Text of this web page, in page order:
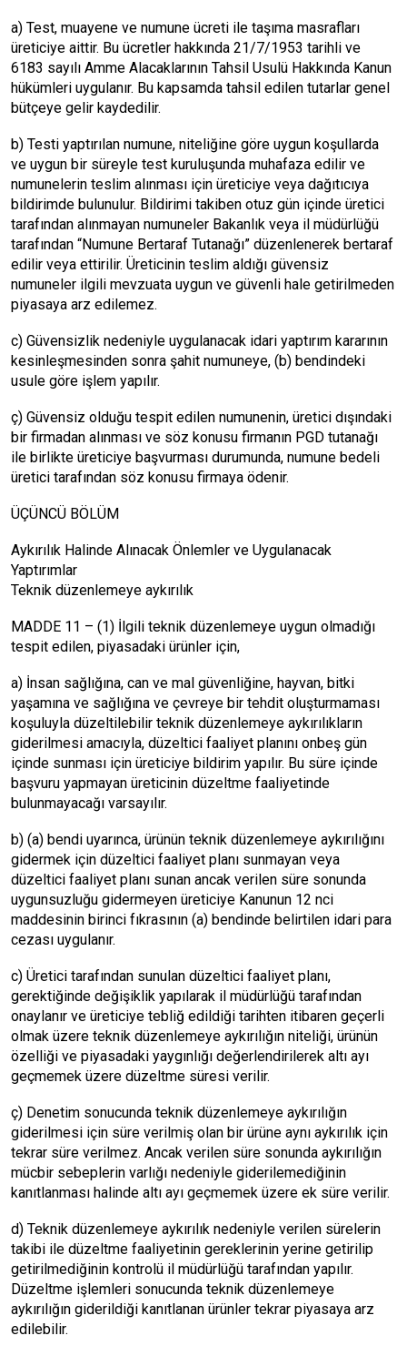
a) Test, muayene ve numune ücreti ile taşıma masrafları
üreticiye aittir. Bu ücretler hakkında 21/7/1953 tarihli ve
6183 sayılı Amme Alacaklarının Tahsil Usulü Hakkında Kanun
hükümleri uygulanır. Bu kapsamda tahsil edilen tutarlar genel
bütçeye gelir kaydedilir.
b) Testi yaptırılan numune, niteliğine göre uygun koşullarda
ve uygun bir süreyle test kuruluşunda muhafaza edilir ve
numunelerin teslim alınması için üreticiye veya dağıtıcıya
bildirimde bulunulur. Bildirimi takiben otuz gün içinde üretici
tarafından alınmayan numuneler Bakanlık veya il müdürlüğü
tarafından “Numune Bertaraf Tutanağı” düzenlenerek bertaraf
edilir veya ettirilir. Üreticinin teslim aldığı güvensiz
numuneler ilgili mevzuata uygun ve güvenli hale getirilmeden
piyasaya arz edilemez.
c) Güvensizlik nedeniyle uygulanacak idari yaptırım kararının
kesinleşmesinden sonra şahit numuneye, (b) bendindeki
usule göre işlem yapılır.
ç) Güvensiz olduğu tespit edilen numunenin, üretici dışındaki
bir firmadan alınması ve söz konusu firmanın PGD tutanağı
ile birlikte üreticiye başvurması durumunda, numune bedeli
üretici tarafından söz konusu firmaya ödenir.
ÜÇÜNCÜ BÖLÜM
Aykırılık Halinde Alınacak Önlemler ve Uygulanacak
Yaptırımlar
Teknik düzenlemeye aykırılık
MADDE 11 – (1) İlgili teknik düzenlemeye uygun olmadığı
tespit edilen, piyasadaki ürünler için,
a) İnsan sağlığına, can ve mal güvenliğine, hayvan, bitki
yaşamına ve sağlığına ve çevreye bir tehdit oluşturmaması
koşuluyla düzeltilebilir teknik düzenlemeye aykırılıkların
giderilmesi amacıyla, düzeltici faaliyet planını onbeş gün
içinde sunması için üreticiye bildirim yapılır. Bu süre içinde
başvuru yapmayan üreticinin düzeltme faaliyetinde
bulunmayacağı varsayılır.
b) (a) bendi uyarınca, ürünün teknik düzenlemeye aykırılığını
gidermek için düzeltici faaliyet planı sunmayan veya
düzeltici faaliyet planı sunan ancak verilen süre sonunda
uygunsuzluğu gidermeyen üreticiye Kanunun 12 nci
maddesinin birinci fıkrasının (a) bendinde belirtilen idari para
cezası uygulanır.
c) Üretici tarafından sunulan düzeltici faaliyet planı,
gerektiğinde değişiklik yapılarak il müdürlüğü tarafından
onaylanır ve üreticiye tebliğ edildiği tarihten itibaren geçerli
olmak üzere teknik düzenlemeye aykırılığın niteliği, ürünün
özelliği ve piyasadaki yaygınlığı değerlendirilerek altı ayı
geçmemek üzere düzeltme süresi verilir.
ç) Denetim sonucunda teknik düzenlemeye aykırılığın
giderilmesi için süre verilmiş olan bir ürüne aynı aykırılık için
tekrar süre verilmez. Ancak verilen süre sonunda aykırılığın
mücbir sebeplerin varlığı nedeniyle giderilemediğinin
kanıtlanması halinde altı ayı geçmemek üzere ek süre verilir.
d) Teknik düzenlemeye aykırılık nedeniyle verilen sürelerin
takibi ile düzeltme faaliyetinin gereklerinin yerine getirilip
getirilmediğinin kontrolü il müdürlüğü tarafından yapılır.
Düzeltme işlemleri sonucunda teknik düzenlemeye
aykırılığın giderildiği kanıtlanan ürünler tekrar piyasaya arz
edilebilir.